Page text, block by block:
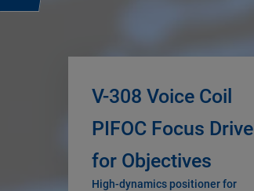
V-308 Voice Coil
PIFOC Focus Drive
for Objectives
High-dynamics positioner for